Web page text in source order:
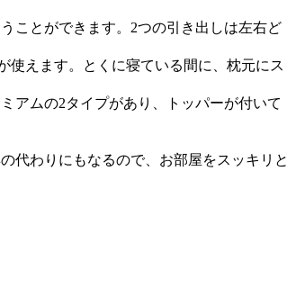
ことができます。2つの引き出しは左右ど
使えます。とくに寝ている間に、枕元にス
アムの2タイプがあり、トッパーが付いて
代わりにもなるので、お部屋をスッキリと